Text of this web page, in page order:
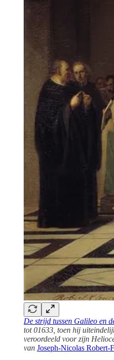
De strijd tussen Galileo en
tot 01633, toen hij
veroordeeld voor zijn
van Joseph-Nicolas Robert-